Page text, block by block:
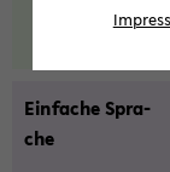
Ein­fa­che Spra­
che